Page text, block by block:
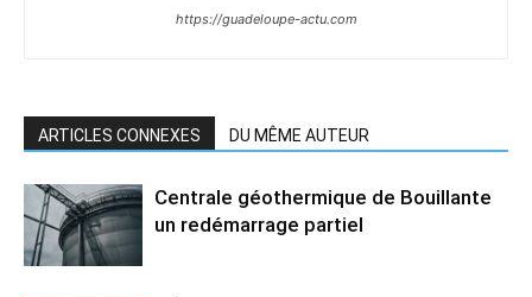
https://guadeloupe-actu.com
ARTICLES CONNEXES DU MÊME AUTEUR
Centrale géothermique de Bouillante
un redémarrage partiel